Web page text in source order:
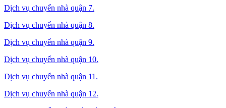
Dịch vụ chuyển nhà quận 7.
Dịch vụ chuyển nhà quận 8.
Dịch vụ chuyển nhà quận 9.
Dịch vụ chuyển nhà quận 10.
Dịch vụ chuyển nhà quận 11.
Dịch vụ chuyển nhà quận 12.